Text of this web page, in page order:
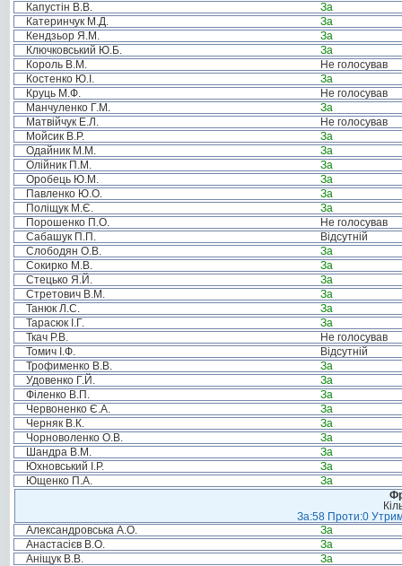
Капустін В.В.
За
Катеринчук М.Д.
За
Кендзьор Я.М.
За
Ключковський Ю.Б.
За
Король В.М.
Не голосував
Костенко Ю.І.
За
Круць М.Ф.
Не голосував
Манчуленко Г.М.
За
Матвійчук Е.Л.
Не голосував
Мойсик В.Р.
За
Одайник М.М.
За
Олійник П.М.
За
Оробець Ю.М.
За
Павленко Ю.О.
За
Поліщук М.Є.
За
Порошенко П.О.
Не голосував
Сабашук П.П.
Відсутній
Слободян О.В.
За
Сокирко М.В.
За
Стецько Я.Й.
За
Стретович В.М.
За
Танюк Л.С.
За
Тарасюк І.Г.
За
Ткач Р.В.
Не голосував
Томич І.Ф.
Відсутній
Трофименко В.В.
За
Удовенко Г.Й.
За
Філенко В.П.
За
Червоненко Є.А.
За
Черняк В.К.
За
Чорноволенко О.В.
За
Шандра В.М.
За
Юхновський І.Р.
За
Ющенко П.А.
За
За:58 Проти:0
Александровська А.О.
За
Анастасієв В.О.
За
Аніщук В.В.
За